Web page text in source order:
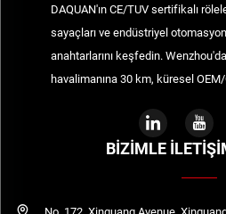
DAQUAN'ın CE/TUV sertifikalı
sayaçları ve endüstriyel
anahtarlarını keşfedin.
havalimanına 30 km, küresel
BIZIMLE